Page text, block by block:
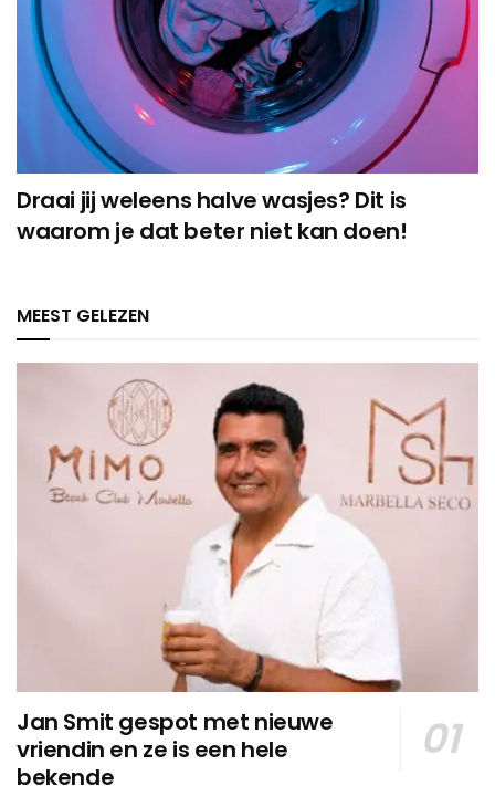
Draai jij weleens halve wasjes? Dit is
waarom je dat beter niet kan doen!
MEEST GELEZEN
Jan Smit gespot met nieuwe
vriendin en ze is een hele
bekende